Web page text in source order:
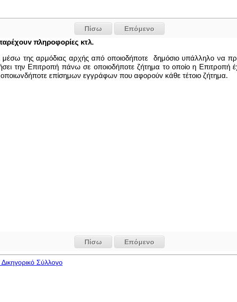
Πίσω
Επόμενο
πληρoφoρίες κτλ.
μέσω της αρμόδιας αρχής από οποιοδήποτε δημόσιο υπάλληλο να
την Επιτροπή πάνω σε οποιοδήποτε ζήτημα το οποίο η Επιτροπή
επίσημων εγγράφων που αφoρoύv κάθε τέτoιo ζήτημα.
Πίσω Επόμενο
Σύλλογο